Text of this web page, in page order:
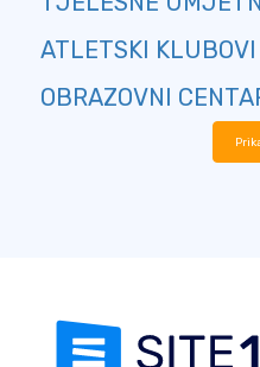
ATLETSKI KLUBOVI
OBRAZOVNI